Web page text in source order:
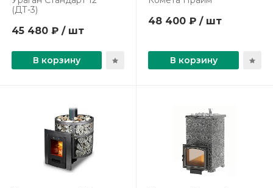
(ДТ-3)
45 480 ₽ / шт
В корзину
48 400 ₽ / шт
В корзину